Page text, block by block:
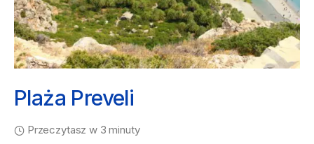
Plaża Preveli
Przeczytasz w 3 minuty